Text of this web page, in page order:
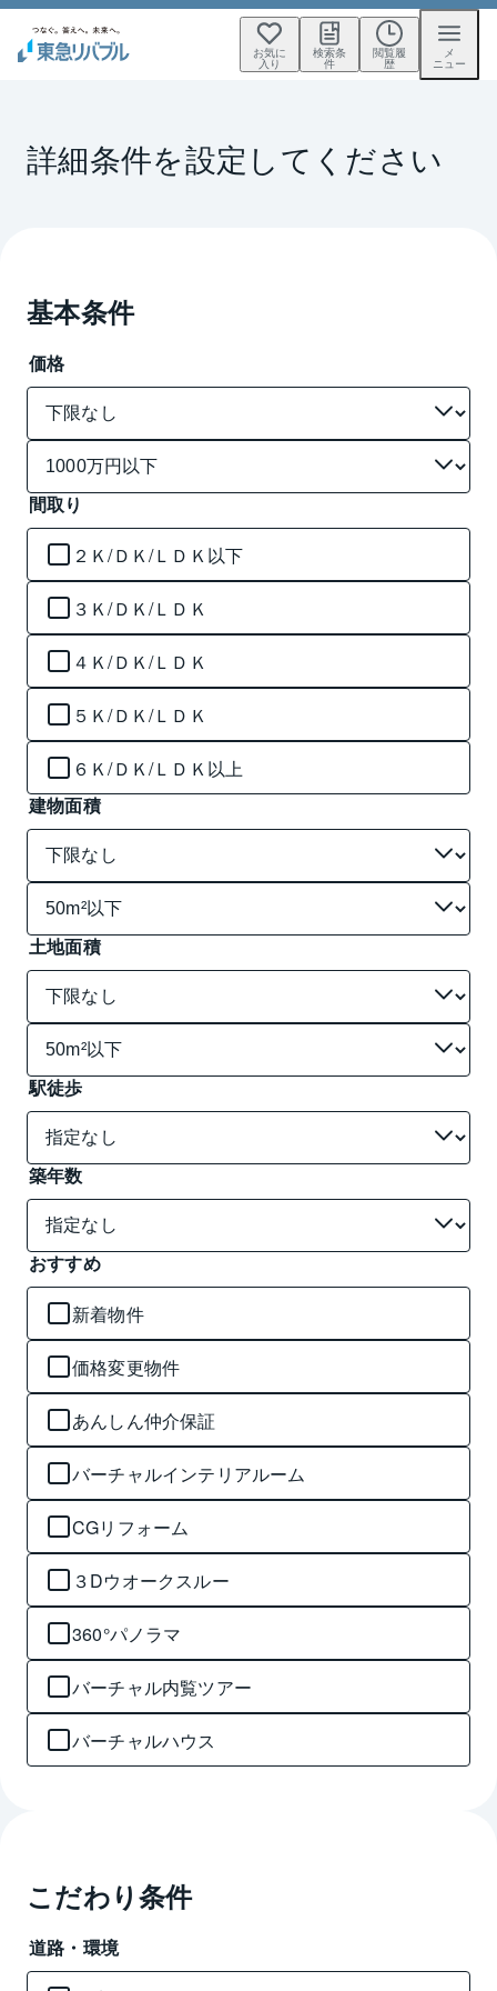
お気に
入り
検索条
件
閲覧履
歴
メ
ニュー
詳細条件を設定してください
基本条件
価格
間取り
２Ｋ/ＤＫ/ＬＤＫ以下
３Ｋ/ＤＫ/ＬＤＫ
４Ｋ/ＤＫ/ＬＤＫ
５Ｋ/ＤＫ/ＬＤＫ
６Ｋ/ＤＫ/ＬＤＫ以上
建物面積
土地面積
駅徒歩
築年数
おすすめ
新着物件
価格変更物件
あんしん仲介保証
バーチャルインテリアルーム
CGリフォーム
３Dウオークスルー
360°パノラマ
バーチャル内覧ツアー
バーチャルハウス
こだわり条件
道路・環境